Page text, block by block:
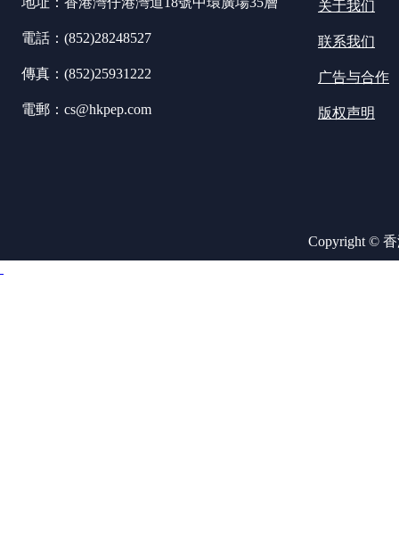
電話：(852)28248527
傳真：(852)25931222
電郵：cs@hkpep.com
关于我们
联系我们
广告与合作
版权声明
Copyright © 香